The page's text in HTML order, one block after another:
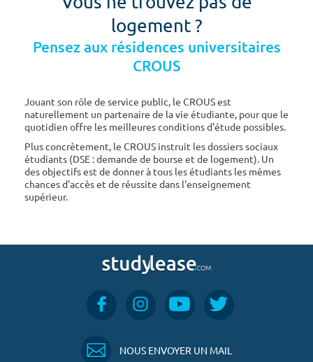
logement ?
Pensez aux résidences universitaires
CROUS
Jouant son rôle de service public, le CROUS est
naturellement un partenaire de la vie étudiante, pour que le
quotidien offre les meilleures conditions d'étude possibles.
Plus concrètement, le CROUS instruit les dossiers sociaux
étudiants (DSE : demande de bourse et de logement). Un
des objectifs est de donner à tous les étudiants les mêmes
chances d'accès et de réussite dans l'enseignement
supérieur.
NOUS ENVOYER UN MAIL